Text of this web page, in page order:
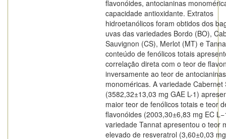
flavonóides, antocianinas
capacidade antioxidante. Extratos
hidroetanólicos foram obtidos dos
uvas das variedades Bordo (BO),
Sauvignon (CS), Merlot (MT) e
conteúdo de fenólicos totais
correlação direta com o teor de
inversamente ao teor de antocianinas
monoméricas. A variedade Cabernet
(3582,32±13,03 mg GAE L-1)
maior teor de fenólicos totais e teor
flavonóides (2003,30±6,83 mg EC
variedade Tannat apresentou o teor
elevado de resveratrol (3,60±0,03